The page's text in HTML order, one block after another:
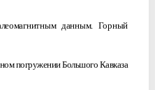
данным. Горный
погружении Большого Кавказа